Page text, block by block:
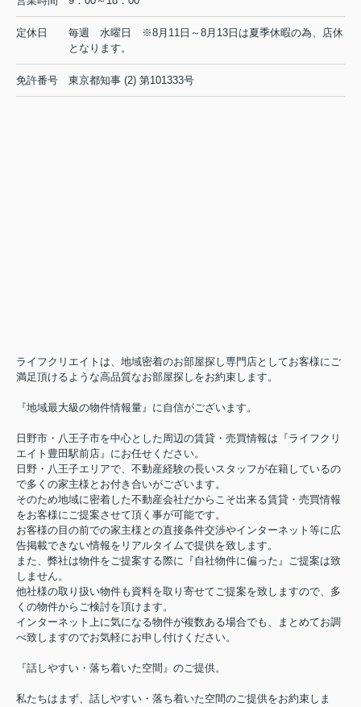
日野市の不動産会社 賃貸のことなら株式会社ライフクリエ
イト豊田駅前店
2026.08.04
定休日
毎週 水曜日 ※8月11日～8月13日は夏季休暇の為、店休
となります。
免許番号 東京都知事 (2) 第101333号
ライフクリエイトは、地域密着のお部屋探し専門店としてお客様にご
満足頂けるような高品質なお部屋探しをお約束します。
『地域最大級の物件情報量』に自信がございます。
日野市・八王子市を中心とした周辺の賃貸・売買情報は『ライフクリ
エイト豊田駅前店』にお任せください。
日野・八王子エリアで、不動産経験の長いスタッフが在籍しているの
で多くの家主様とお付き合いがございます。
そのため地域に密着した不動産会社だからこそ出来る賃貸・売買情報
をお客様にご提案させて頂く事が可能です。
お客様の目の前での家主様との直接条件交渉やインターネット等に広
告掲載できない情報をリアルタイムで提供を致します。
また、弊社は物件をご提案する際に『自社物件に偏った』ご提案は致
しません。
他社様の取り扱い物件も資料を取り寄せてご提案を致しますので、多
くの物件からご検討を頂けます。
インターネット上に気になる物件が複数ある場合でも、まとめてお調
べ致しますのでお気軽にお申し付けください。
『話しやすい・落ち着いた空間』のご提供。
私たちはまず、話しやすい・落ち着いた空間のご提供をお約束しま